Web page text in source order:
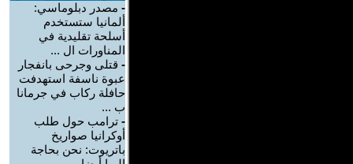
- مصدر دبلوماسي:
ألمانيا ستستخدم
أسلحة تقليدية في
المناورات ال ...
- قتلى وجرحى بانفجار
عبوة ناسفة استهدفت
حافلة ركاب في جرمانا
ب ...
- ترامب حول طلب
أوكرانيا صواريخ
باتريوت: نحن بحاجة